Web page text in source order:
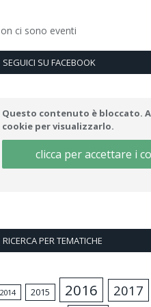
ci sono eventi
SEGUICI SU FACEBOOK
Questo contenuto è bloccato.
cookie per visualizzarlo.
clicca per accettare i
RICERCA PER TEMATICHE
2014 2015 2016 2017